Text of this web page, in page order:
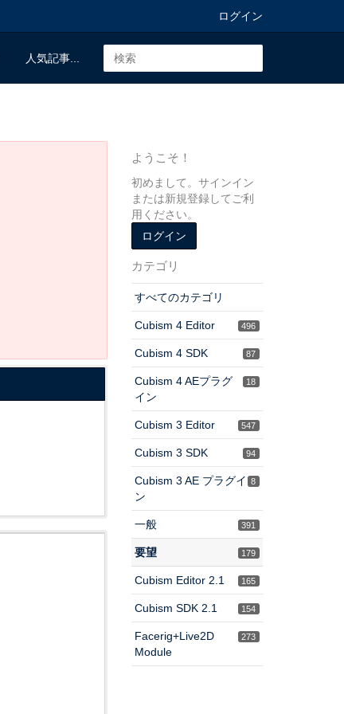
ログイン
人気記事...
ようこそ！
初めまして。サインイン
または新規登録してご利
用ください。
ログイン
カテゴリ
すべてのカテゴリ
496
Cubism 4 Editor
87
Cubism 4 SDK
18
Cubism 4 AEプラグ
イン
547
Cubism 3 Editor
94
Cubism 3 SDK
8
Cubism 3 AE プラグイ
ン
391
一般
179
要望
165
Cubism Editor 2.1
154
Cubism SDK 2.1
273
Facerig+Live2D
Module